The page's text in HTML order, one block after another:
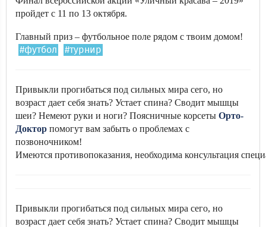
пройдет с 11 по 13 октября.
Главный приз – футбольное поле рядом с твоим домом!
#футбол #турнир
Привыкли прогибаться под сильных мира сего, но
возраст дает себя знать? Устает спина? Сводит мышцы
шеи? Немеют руки и ноги? Поясничные корсеты Орто-
Доктор помогут вам забыть о проблемах с
позвоночником!
Имеются противопоказания, необходима консультация
Привыкли прогибаться под сильных мира сего, но
возраст дает себя знать? Устает спина? Сводит мышцы